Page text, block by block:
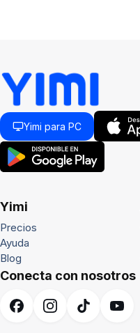
Yimi para PC
Yimi
Precios
Ayuda
Blog
Conecta con nosotros